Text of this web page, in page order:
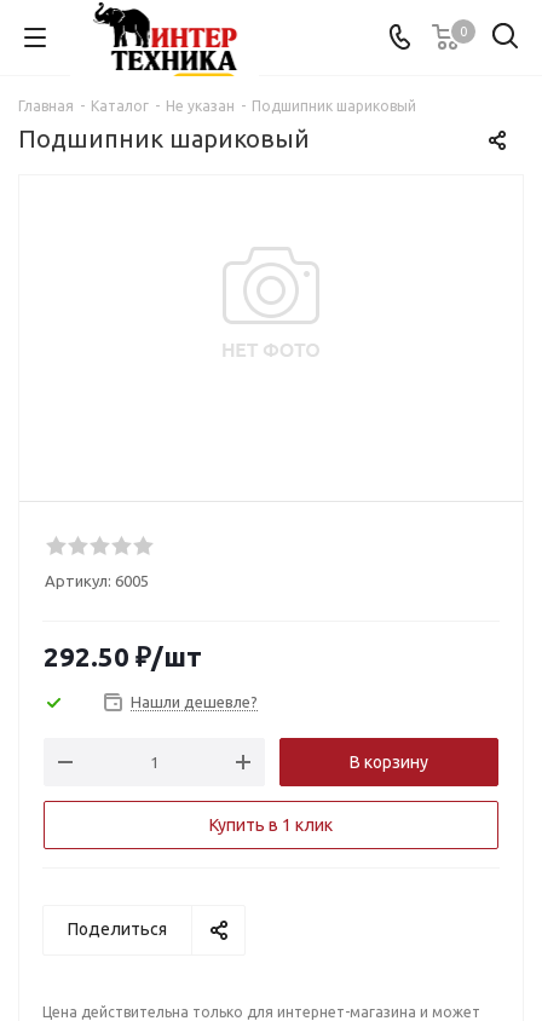
0
Главная - Каталог - Не указан - Подшипник шариковый
Подшипник шариковый
Артикул: 6005
292.50 ₽/шт
Нашли дешевле?
В корзину
Купить в 1 клик
Поделиться
Цена действительна только для интернет-магазина и может